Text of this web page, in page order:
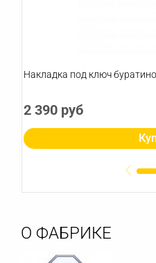
Накладка под ключ буратино
2 390 руб
О ФАБРИКЕ